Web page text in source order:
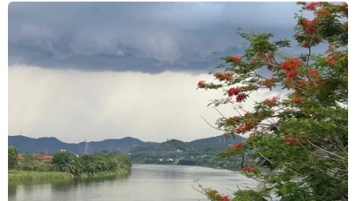
khăn, thậm chí không được hưởng trợ cấp xã
hội hàng tháng. Một số chính sách hỗ trợ chưa
được triển khai đến đúng đối tượng, nhất là với
trẻ em ở vùng sâu, vùng xa…
Ngày 29/10/2018, Thủ tướng Chính phủ đã ban
hành Quyết định số 1438/QĐ-TTg phê duyệt Đề
án hỗ trợ trẻ em khuyết tật tiếp cận các dịch vụ
bảo vệ, chăm sóc, giáo dục tại cộng đồng giai